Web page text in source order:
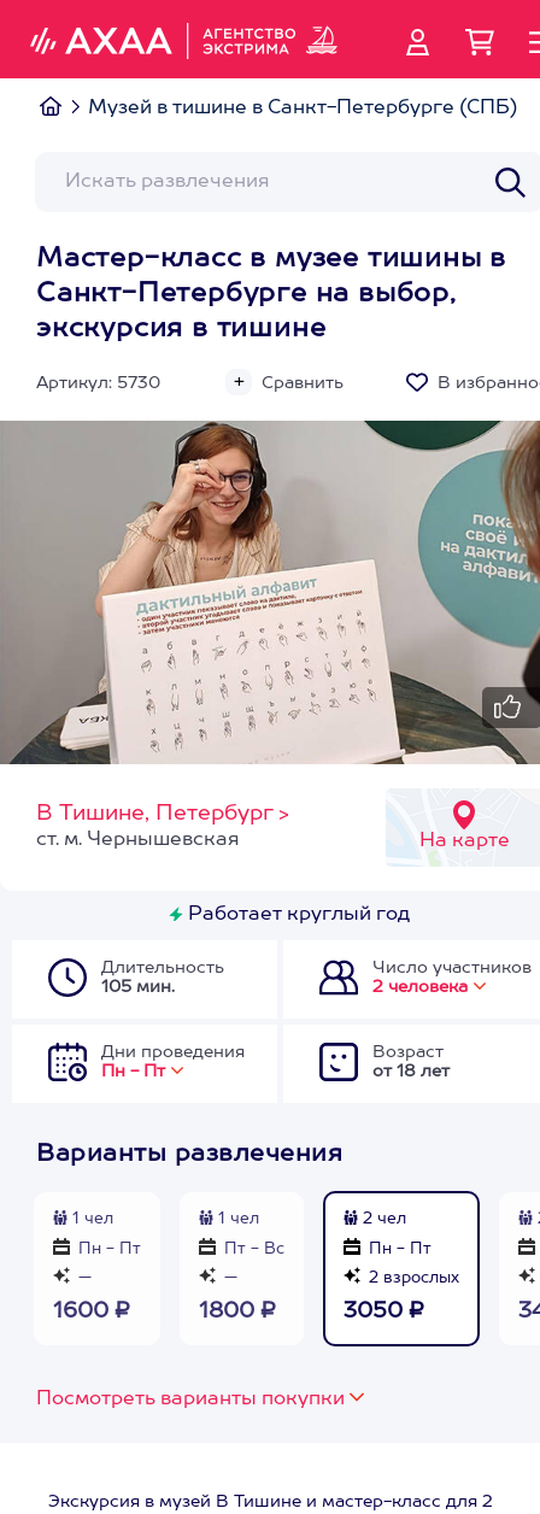
Музей в тишине в Санкт-Петербурге (СПБ)
Мастер-класс в музее тишины в
Санкт-Петербурге на выбор,
экскурсия в тишине
Артикул: 5730 Сравнить В
В Тишине, Петербург >
На карте
ст. м. Чернышевская
Работает круглый год
Длительность
105 мин.
Число участников
2 человека
Дни проведения
Пн - Пт
Возраст
от 18 лет
Варианты развлечения
1 чел
Пн - Пт
—
1600 ₽
1 чел
Пт - Вс
—
1800 ₽
2 чел
Пн - Пт
2 взрослых
3050 ₽
Посмотреть варианты покупки
Экскурсия в музей В Тишине и мастер-класс для 2